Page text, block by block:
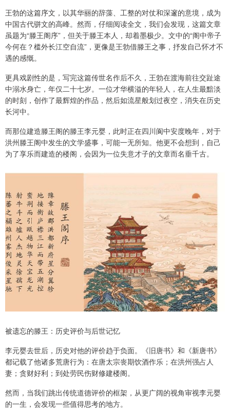
王勃的这篇序文，以其华丽的辞藻、工整的对仗和深邃的意境，成为
中国古代骈文的高峰。然而，仔细阅读全文，我们会发现，这篇文章
虽题为“滕王阁序”，但关于滕王本人，却着墨极少。文中的“阁中帝子
今何在？槛外长江空自流”，更像是王勃借滕王之事，抒发自己怀才不
遇的感慨。
更具戏剧性的是，写完这篇传世名作后不久，王勃在渡海前往交趾途
中溺水身亡，年仅二十七岁。一位才华横溢的年轻人，在人生最黯淡
的时刻，创作了最辉煌的作品，然后如流星般划过夜空，消失在历史
长河中。
而那位建造滕王阁的滕王李元婴，此时正在四川阆中安度晚年，对于
洪州滕王阁中发生的文学盛事，可能一无所知。他更不会想到，自己
为了享乐而建造的楼阁，会因为一位失意才子的文章而名垂千古。
被遗忘的滕王：历史评价与后世记忆
李元婴去世后，历史对他的评价趋于负面。《旧唐书》和《新唐书》
都记载了他诸多荒唐行为：在唐太宗丧期饮酒作乐；在洪州强占人
妻；贪财好利；到处劳民伤财修建楼阁。
然而，当我们跳出传统道德评价的框架，从更广阔的视角审视李元婴
的一生，会发现一些值得思考的地方。